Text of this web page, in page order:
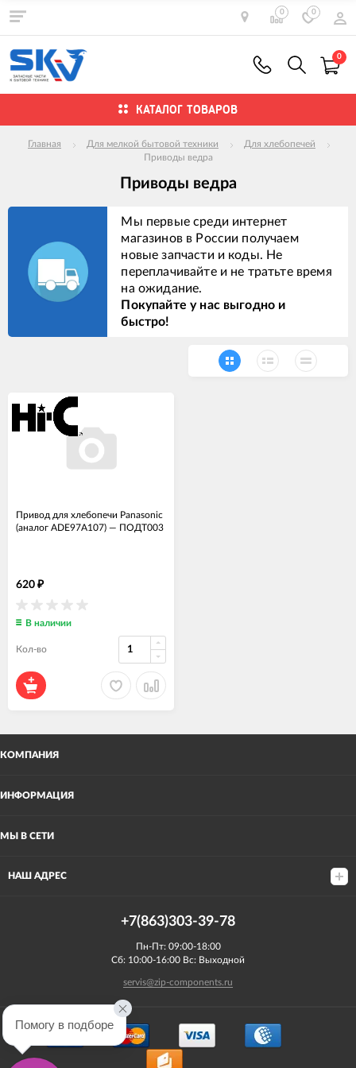
0 0
0
КАТАЛОГ ТОВАРОВ
Главная Для мелкой бытовой техники
Для хлебопечей
Приводы ведра
Приводы ведра
Мы первые среди интернет
магазинов в России получаем
новые запчасти и коды. Не
переплачивайте и не тратьте время
на ожидание.
Покупайте у нас выгодно и
быстро!
Привод для хлебопечи Panasonic
(аналог ADE97A107) — ПОДТ003
620 ₽
В наличии
Кол-во
КОМПАНИЯ
ИНФОРМАЦИЯ
МЫ В СЕТИ
НАШ АДРЕС
+7(863)303-39-78
Пн-Пт: 09:00-18:00
Сб: 10:00-16:00 Вс: Выходной
servis@zip-components.ru
Помогу в подборе